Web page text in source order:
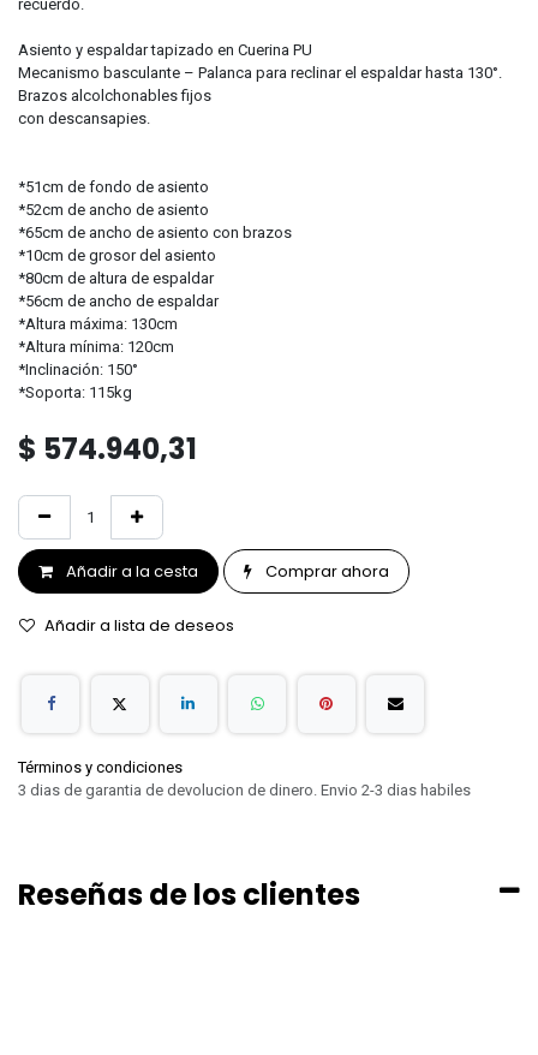
recuerdo.
Asiento y espaldar tapizado en Cuerina PU
Mecanismo basculante – Palanca para reclinar el espaldar hasta 130°.
Brazos alcolchonables fijos
con descansapies.
*51cm de fondo de asiento
*52cm de ancho de asiento
*65cm de ancho de asiento con brazos
*10cm de grosor del asiento
*80cm de altura de espaldar
*56cm de ancho de espaldar
*Altura máxima: 130cm
*Altura mínima: 120cm
*Inclinación: 150°
*Soporta: 115kg
$ 574.940,31
Añadir a la cesta Comprar ahora
Añadir a lista de deseos
Términos y condiciones
3 dias de garantia de devolucion de dinero. Envio 2-3 dias habiles
Reseñas de los clientes